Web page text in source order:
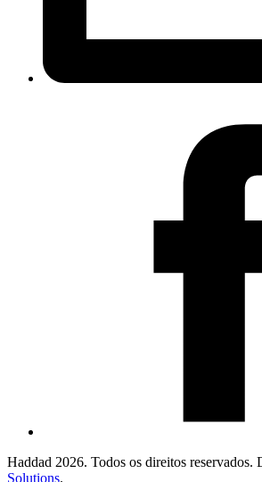
Haddad 2026. Todos os direitos reservados.
Solutions.